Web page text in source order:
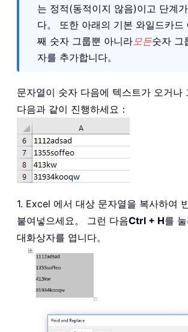
는 정적(동적이지 않음)이고 단계
다。 또한 아래의 기본 와일드카드
째 숫자 그룹뿐 아니라 모든숫자 그
자를 추가합니다。
문자열이 숫자 다음에 텍스트가 오거나
다음과 같이 진행하세요：
1. Excel 에서 대상 문자열을 복사하여
붙여넣으세요。 그런 다음Ctrl + H를
대화상자를 엽니다。